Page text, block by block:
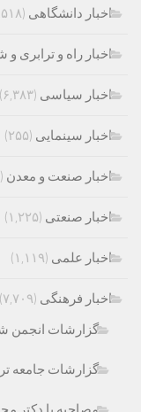
اخبار دانشگاهی (۱,۵۱۸)
اخبار راه و ترابری
اخبار سیاسی (۶,۳۸۳)
اخبار سینمایی (۲۵۵)
اخبار صنعت و معدن (۴۹۴)
اخبار صنعتی (۱,۲۲۵)
اخبار علمی (۱,۱۱۹)
اخبار فرهنگی (۷,۷۰۹)
گزارشات انجمن
گزارشات جامعه